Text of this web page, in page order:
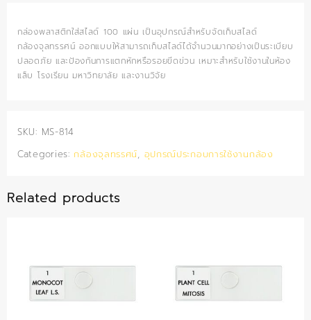
กล่องพลาสติกใส่สไลด์ 100 แผ่น เป็นอุปกรณ์สำหรับจัดเก็บสไลด์
กล้องจุลทรรศน์ ออกแบบให้สามารถเก็บสไลด์ได้จำนวนมากอย่างเป็นระเบียบ
ปลอดภัย และป้องกันการแตกหักหรือรอยขีดข่วน เหมาะสำหรับใช้งานในห้อง
แล็บ โรงเรียน มหาวิทยาลัย และงานวิจัย
SKU: MS-814
Categories:กล้องจุลทรรศน์, อุปกรณ์ประกอบการใช้งานกล้อง
Related products